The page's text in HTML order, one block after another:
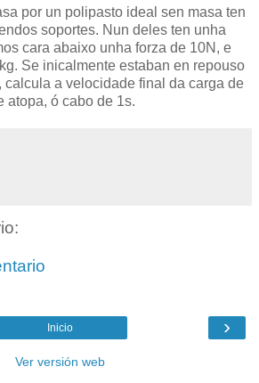
por un polipasto ideal sen masa ten
soportes. Nun deles ten unha
cara abaixo unha forza de 10N, e
Se inicalmente estaban en repouso
calcula a velocidade final da carga de
atopa, ó cabo de 1s.
›
Inicio
Ver versión web